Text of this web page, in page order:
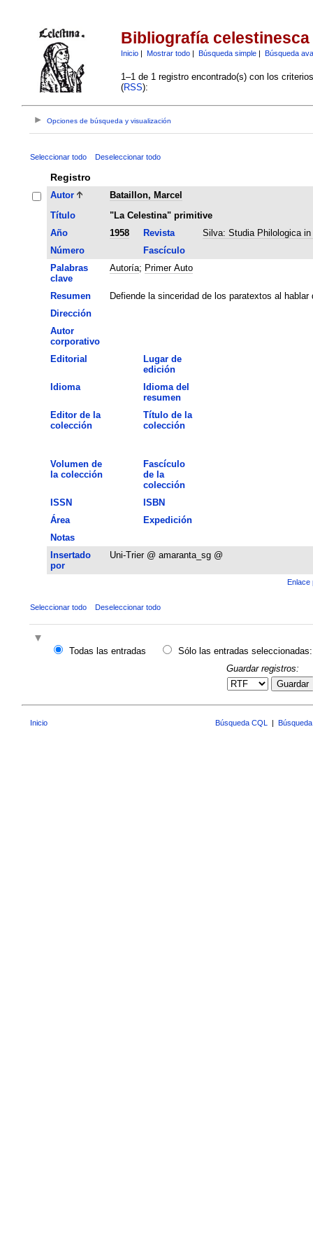
Bibliografía celestinesca
Inicio| Mostrar todo| Búsqueda simple| Búsqueda
1–1 de 1 registro encontrado(s) con los
(RSS):
Opciones de búsqueda y visualización
Seleccionar todo Deseleccionar todo
Registro
Autor
Bataillon, Marcel
Título
"La Celestina" primitive
Año
1958 Revista
Silva: Studia Philologica
Número
Fascículo
Palabras
clave
Autoría; Primer Auto
Resumen
Defiende la sinceridad de los paratextos al
Dirección
Autor
corporativo
Editorial
Lugar de
edición
Idioma
Idioma del
resumen
Editor de la
colección
Título de la
colección
Volumen de
la colección
Fascículo
de la
colección
ISSN
ISBN
Área
Expedición
Notas
Insertado
por
Uni-Trier @ amaranta_sg @
Enlace
Seleccionar todo Deseleccionar todo
Todas las entradas
Sólo las entradas seleccionadas:
Guardar registros:
Guardar
Inicio Búsqueda CQL